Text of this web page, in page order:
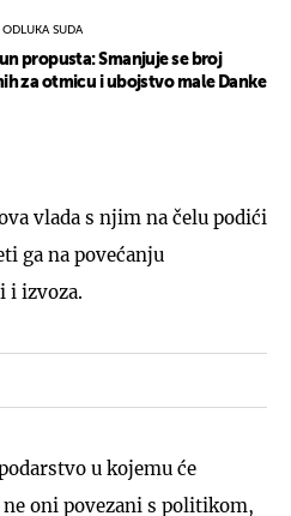
ODLUKA SUDA
propusta: Smanjuje se broj
za otmicu i ubojstvo male Danke
vlada s njim na čelu podići
ga na povećanju
i izvoza.
u kojemu će
oni povezani s politikom,